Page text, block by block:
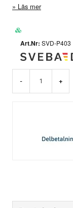
Läs mer
SVD-P403
- +